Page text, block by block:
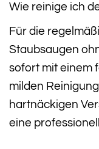
Wie reinige ich
Für die
Staubsaugen
sofort mit einem
milden
hartnäckigen
eine